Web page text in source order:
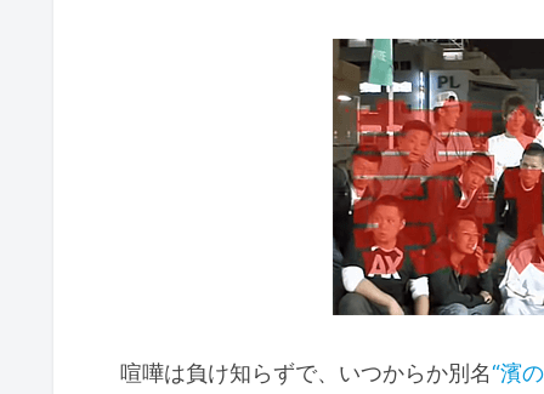
喧嘩は負け知らずで、いつからか別名“濱